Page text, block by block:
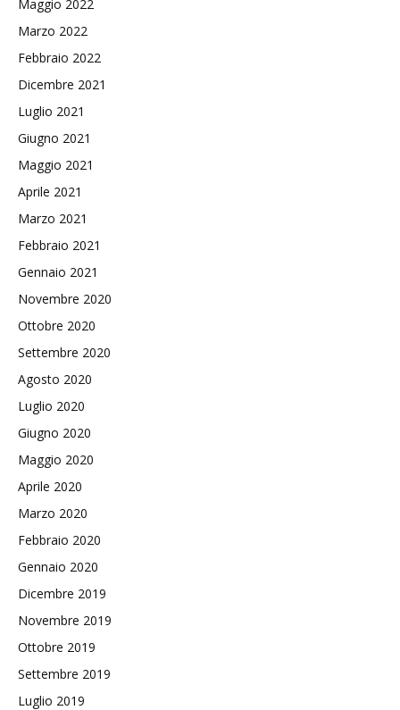
Maggio 2022
Marzo 2022
Febbraio 2022
Dicembre 2021
Luglio 2021
Giugno 2021
Maggio 2021
Aprile 2021
Marzo 2021
Febbraio 2021
Gennaio 2021
Novembre 2020
Ottobre 2020
Settembre 2020
Agosto 2020
Luglio 2020
Giugno 2020
Maggio 2020
Aprile 2020
Marzo 2020
Febbraio 2020
Gennaio 2020
Dicembre 2019
Novembre 2019
Ottobre 2019
Settembre 2019
Luglio 2019